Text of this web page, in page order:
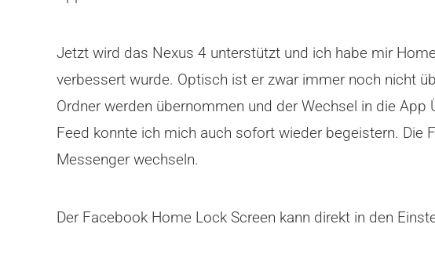
Jetzt wird das Nexus 4 unterstützt und ich habe mir
verbessert wurde. Optisch ist er zwar immer noch nicht
Ordner werden übernommen und der Wechsel in die
Feed konnte ich mich auch sofort wieder begeistern.
Messenger wechseln.
Der Facebook Home Lock Screen kann direkt in den